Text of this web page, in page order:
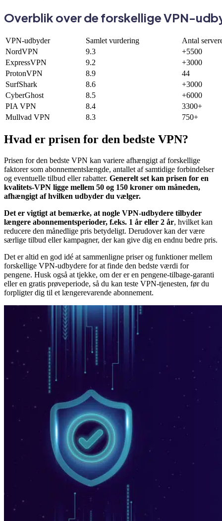
Overblik over de forskellige VPN-
VPN-udbyder Samlet vurdering
Antal
NordVPN
9.3
+5500
ExpressVPN
9.2
+3000
ProtonVPN
8.9
44
SurfShark
8.6
+3000
CyberGhost
8.5
+6000
PIA VPN
8.4
3300+
Mullvad VPN
8.3 750+
Hvad er prisen for den bedste VPN?
Prisen for den bedste VPN kan variere afhængigt af forskellige
faktorer som abonnementslængde, antallet af samtidige forbindelser
og eventuelle tilbud eller rabatter. Generelt set kan prisen for en
kvalitets-VPN ligge mellem 50 og 150 kroner om måneden,
afhængigt af hvilken udbyder du vælger.
Det er vigtigt at bemærke, at nogle VPN-udbydere tilbyder
længere abonnementsperioder, f.eks. 1 år eller 2 år, hvilket kan
reducere den månedlige pris betydeligt. Derudover kan der være
særlige tilbud eller kampagner, der kan give dig en endnu bedre pris.
Det er altid en god idé at sammenligne priser og funktioner mellem
forskellige VPN-udbydere for at finde den bedste værdi for
pengene. Husk også at tjekke, om der er en pengene-tilbage-garanti
eller en gratis prøveperiode, så du kan teste VPN-tjenesten, før du
forpligter dig til et længerevarende abonnement.